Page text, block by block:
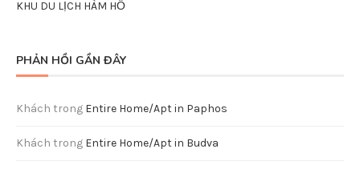
KHU DU LỊCH HÀM HỒ
PHẢN HỒI GẦN ĐÂY
Khách trong Entire Home/Apt in Paphos
Khách trong Entire Home/Apt in Budva